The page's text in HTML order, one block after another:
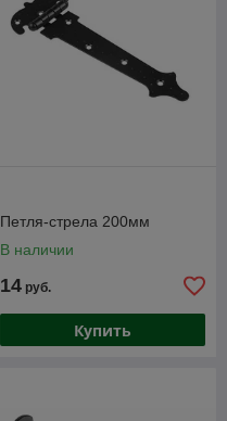
Петля-стрела 200мм
В наличии
14 руб.
Купить